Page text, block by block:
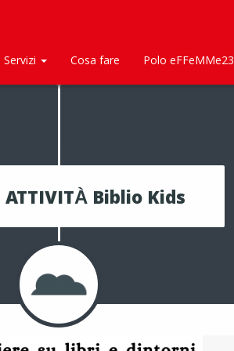
Servizi Cosa fare Polo eFFeMMe23
ATTIVITÀ Biblio Kids